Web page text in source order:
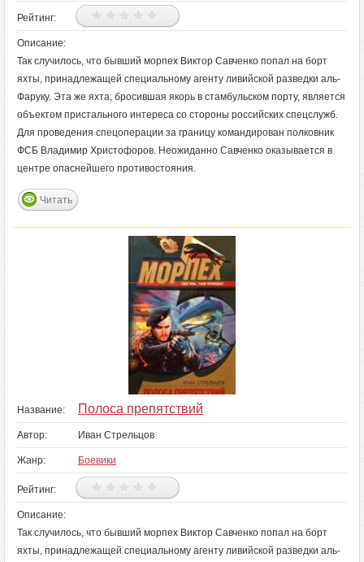
Рейтинг:
Описание:
Так случилось, что бывший морпех Виктор Савченко попал на борт
яхты, принадлежащей специальному агенту ливийской разведки аль-
Фаруку. Эта же яхта, бросившая якорь в стамбульском порту, является
объектом пристального интереса со стороны российских спецслужб.
Для проведения спецоперации за границу командирован полковник
ФСБ Владимир Христофоров. Неожиданно Савченко оказывается в
центре опаснейшего противостояния.
Читать
Название: Полоса препятствий
Автор: Иван Стрельцов
Жанр: Боевики
Рейтинг:
Описание:
Так случилось, что бывший морпех Виктор Савченко попал на борт
яхты, принадлежащей специальному агенту ливийской разведки аль-